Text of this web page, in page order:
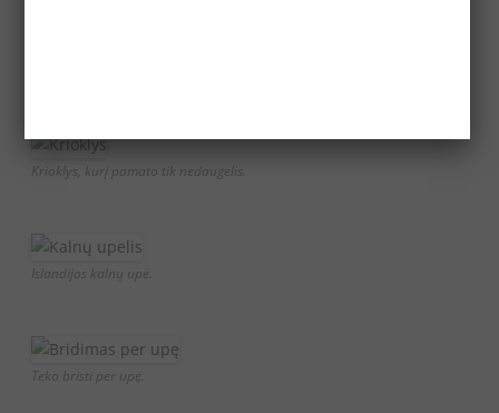
Krioklys, kurį pamato tik nedaugelis.
Islandijos kalnų upė.
Teko bristi per upę.